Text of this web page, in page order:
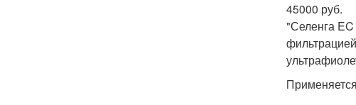
45000 руб.
"Селенга